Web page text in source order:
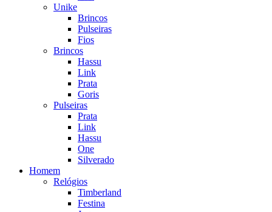
Unike
Brincos
Pulseiras
Fios
Brincos
Hassu
Link
Prata
Goris
Pulseiras
Prata
Link
Hassu
One
Silverado
Homem
Relógios
Timberland
Festina